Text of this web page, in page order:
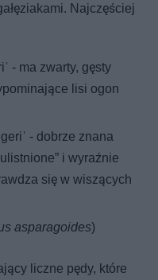
Najczęściej
- ma zwarty, gęsty
lisi ogon
- dobrze znana
i wyraźnie
się w wiszących
asparagoides)
liczne pędy, które